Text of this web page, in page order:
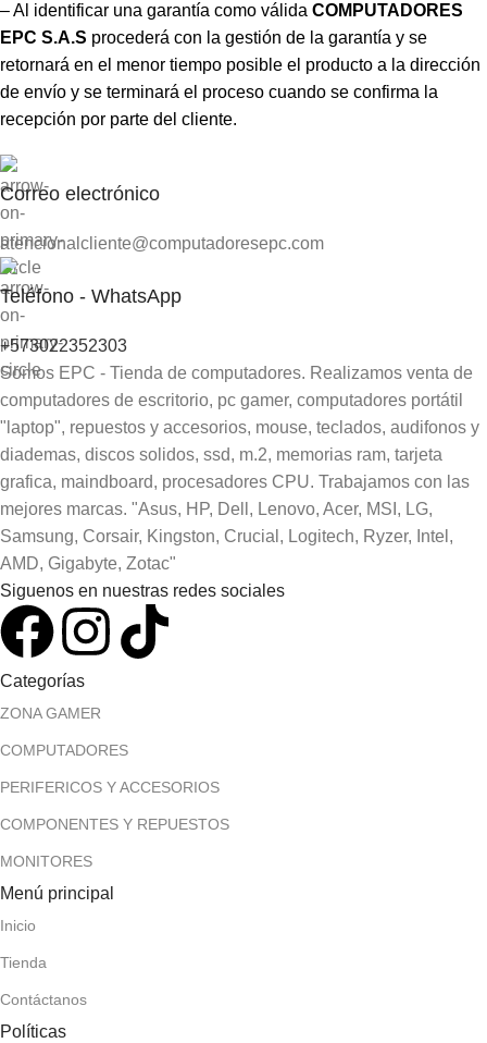
– Al identificar una garantía como válida COMPUTADORES
EPC S.A.S procederá con la gestión de la garantía y se
retornará en el menor tiempo posible el producto a la dirección
de envío y se terminará el proceso cuando se confirma la
recepción por parte del cliente.
Correo electrónico
atencionalcliente@computadoresepc.com
Teléfono - WhatsApp
+573022352303
Somos EPC - Tienda de computadores. Realizamos venta de
computadores de escritorio, pc gamer, computadores portátil
"laptop", repuestos y accesorios, mouse, teclados, audifonos y
diademas, discos solidos, ssd, m.2, memorias ram, tarjeta
grafica, maindboard, procesadores CPU. Trabajamos con las
mejores marcas. "Asus, HP, Dell, Lenovo, Acer, MSI, LG,
Samsung, Corsair, Kingston, Crucial, Logitech, Ryzer, Intel,
AMD, Gigabyte, Zotac"
Siguenos en nuestras redes sociales
Categorías
ZONA GAMER
COMPUTADORES
PERIFERICOS Y ACCESORIOS
COMPONENTES Y REPUESTOS
MONITORES
Menú principal
Inicio
Tienda
Contáctanos
Políticas